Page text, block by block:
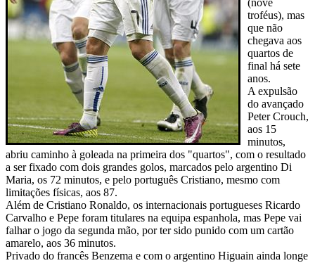
troféus), mas
que não
chegava aos
quartos de
final há sete
anos.
A expulsão
do avançado
Peter Crouch,
aos 15
minutos,
abriu caminho à goleada na primeira dos "quartos", com o resultado
a ser fixado com dois grandes golos, marcados pelo argentino Di
Maria, os 72 minutos, e pelo português Cristiano, mesmo com
limitações físicas, aos 87.
Além de Cristiano Ronaldo, os internacionais portugueses Ricardo
Carvalho e Pepe foram titulares na equipa espanhola, mas Pepe vai
falhar o jogo da segunda mão, por ter sido punido com um cartão
amarelo, aos 36 minutos.
Privado do francês Benzema e com o argentino Higuain ainda longe